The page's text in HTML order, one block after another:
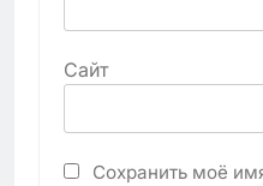
Сайт
Сохранить моё